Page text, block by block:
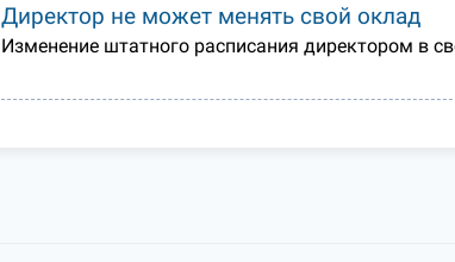
Директор не может менять свой оклад
Изменение штатного расписания директором в